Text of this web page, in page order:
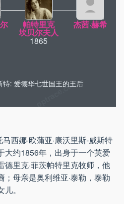
帕特里克
坎贝尔夫人
1865
杰茜·赫希
特: 爱德华七世国王的王后
马西娜·欧蒲亚·康沃里斯-威斯特
大约1856年，出身于一个英爱
里克·菲茨帕特里克牧师，他
母亲是奥利维亚·泰勒，泰勒
。